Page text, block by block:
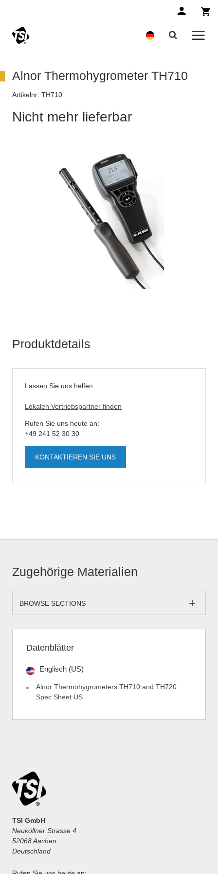
Alnor Thermohygrometer TH710
Artikelnr: TH710
Nicht mehr lieferbar
Produktdetails
Lassen Sie uns helfen
Lokalen Vertriebspartner finden
Rufen Sie uns heute an:
+49 241 52 30 30
KONTAKTIEREN SIE UNS
Zugehörige Materialien
BROWSE SECTIONS
Datenblätter
Englisch (US)
Alnor Thermohygrometers TH710 and TH720
Spec Sheet US
TSI GmbH
Neuköllner Strasse 4
52068 Aachen
Deutschland